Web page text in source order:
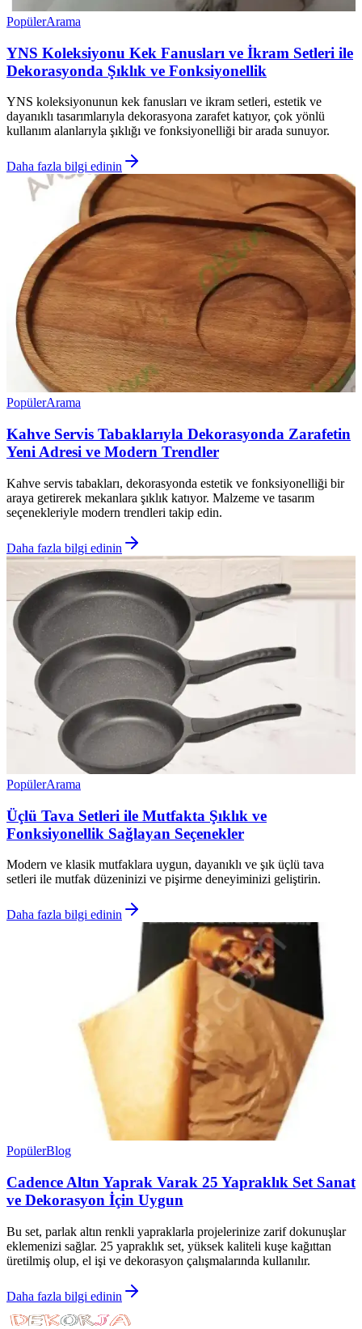
PopülerArama
YNS Koleksiyonu Kek Fanusları ve İkram Setleri ile
Dekorasyonda Şıklık ve Fonksiyonellik
YNS koleksiyonunun kek fanusları ve ikram setleri, estetik ve
dayanıklı tasarımlarıyla dekorasyona zarafet katıyor, çok yönlü
kullanım alanlarıyla şıklığı ve fonksiyonelliği bir arada sunuyor.
Daha fazla bilgi edinin
PopülerArama
Kahve Servis Tabaklarıyla Dekorasyonda Zarafetin
Yeni Adresi ve Modern Trendler
Kahve servis tabakları, dekorasyonda estetik ve fonksiyonelliği bir
araya getirerek mekanlara şıklık katıyor. Malzeme ve tasarım
seçenekleriyle modern trendleri takip edin.
Daha fazla bilgi edinin
PopülerArama
Üçlü Tava Setleri ile Mutfakta Şıklık ve
Fonksiyonellik Sağlayan Seçenekler
Modern ve klasik mutfaklara uygun, dayanıklı ve şık üçlü tava
setleri ile mutfak düzeninizi ve pişirme deneyiminizi geliştirin.
Daha fazla bilgi edinin
PopülerBlog
Cadence Altın Yaprak Varak 25 Yapraklık Set Sanat
ve Dekorasyon İçin Uygun
Bu set, parlak altın renkli yapraklarla projelerinize zarif dokunuşlar
eklemenizi sağlar. 25 yapraklık set, yüksek kaliteli kuşe kağıttan
üretilmiş olup, el işi ve dekorasyon çalışmalarında kullanılır.
Daha fazla bilgi edinin